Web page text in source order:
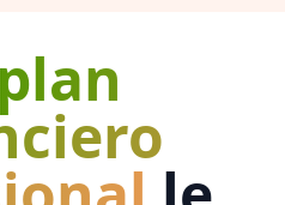
plan